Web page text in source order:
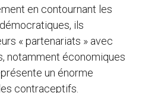
en contournant les
ils
« partenariats » avec
notamment économiques
un énorme
contraceptifs.